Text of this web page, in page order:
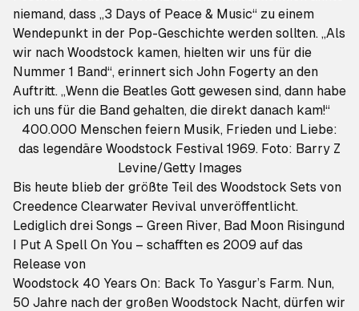
niemand, dass „3 Days of Peace & Music“ zu einem
Wendepunkt in der Pop-Geschichte werden sollten. „Als
wir nach Woodstock kamen, hielten wir uns für die
Nummer 1 Band“, erinnert sich John Fogerty an den
Auftritt. „Wenn die Beatles Gott gewesen sind, dann habe
ich uns für die Band gehalten, die direkt danach kam!“
400.000 Menschen feiern Musik, Frieden und Liebe:
das legendäre Woodstock Festival 1969. Foto: Barry Z
Levine/Getty Images
Bis heute blieb der größte Teil des Woodstock Sets von
Creedence Clearwater Revival unveröffentlicht.
Lediglich drei Songs – Green River, Bad Moon Risingund
I Put A Spell On You – schafften es 2009 auf das
Release von
Woodstock 40 Years On: Back To Yasgur’s Farm. Nun,
50 Jahre nach der großen Woodstock Nacht, dürfen wir